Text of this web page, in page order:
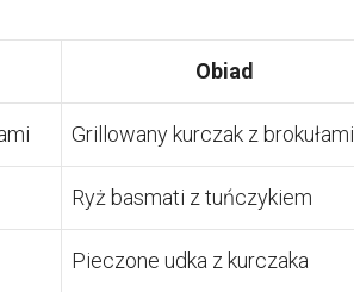
Obiad
Grillowany kurczak z brokułami
Ryż basmati z tuńczykiem
Pieczone udka z kurczaka